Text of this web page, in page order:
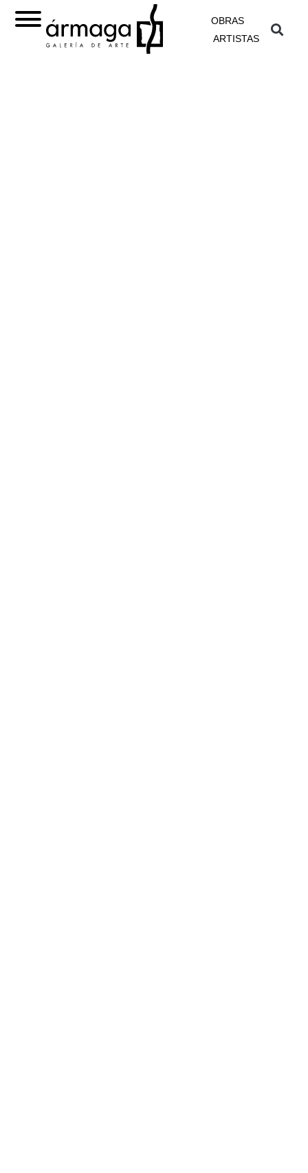
OBRAS
ARTISTAS